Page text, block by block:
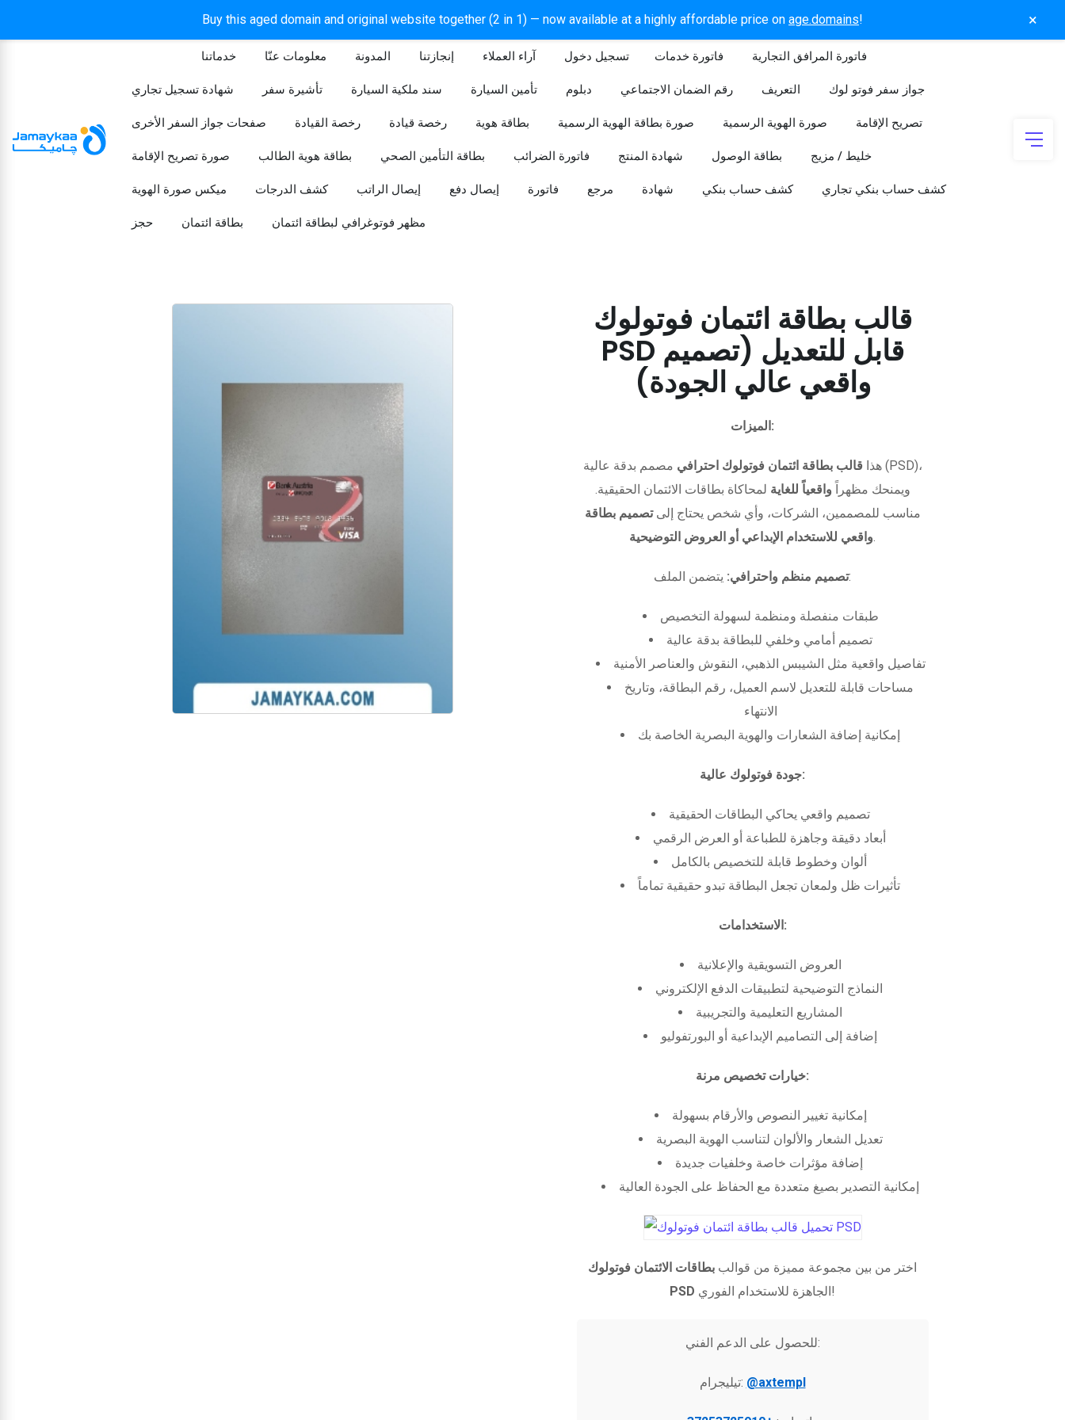
Buy this aged domain and original website together (2 in 1) — now available at a highly affordable price on age.domains! ×
خدماتنا معلومات عنّا المدونة إنجازتنا آراء العملاء تسجيل دخول​ فاتورة خدمات فاتورة المرافق التجارية
شهادة تسجيل تجاري تأشيرة سفر سند ملكية السيارة تأمين السيارة دبلوم رقم الضمان الاجتماعي التعريف جواز سفر فوتو لوك
صفحات جواز السفر الأخرى رخصة القيادة رخصة قيادة بطاقة هوية صورة بطاقة الهوية الرسمية صورة الهوية الرسمية تصريح الإقامة
صورة تصريح الإقامة بطاقة هوية الطالب بطاقة التأمين الصحي فاتورة الضرائب شهادة المنتج بطاقة الوصول خليط / مزيج
ميكس صورة الهوية كشف الدرجات إيصال الراتب إيصال دفع فاتورة مرجع شهادة كشف حساب بنكي كشف حساب بنكي تجاري
حجز بطاقة ائتمان مظهر فوتوغرافي لبطاقة ائتمان
قالب بطاقة ائتمان فوتولوك
PSD قابل للتعديل (تصميم
واقعي عالي الجودة)
الميزات:
هذا قالب بطاقة ائتمان فوتولوك احترافي مصمم بدقة عالية (PSD)،
ويمنحك مظهراً واقعياً للغاية لمحاكاة بطاقات الائتمان الحقيقية.
مناسب للمصممين، الشركات، وأي شخص يحتاج إلىتصميم بطاقة
واقعي للاستخدام الإبداعي أو العروض التوضيحية.
تصميم منظم واحترافي:يتضمن الملف:
طبقات منفصلة ومنظمة لسهولة التخصيص
تصميم أمامي وخلفي للبطاقة بدقة عالية
تفاصيل واقعية مثل الشيبس الذهبي، النقوش والعناصر الأمنية
مساحات قابلة للتعديل لاسم العميل، رقم البطاقة، وتاريخ
الانتهاء
إمكانية إضافة الشعارات والهوية البصرية الخاصة بك
جودة فوتولوك عالية:
تصميم واقعي يحاكي البطاقات الحقيقية
أبعاد دقيقة وجاهزة للطباعة أو العرض الرقمي
ألوان وخطوط قابلة للتخصيص بالكامل
تأثيرات ظل ولمعان تجعل البطاقة تبدو حقيقية تماماً
الاستخدامات:
العروض التسويقية والإعلانية
النماذج التوضيحية لتطبيقات الدفع الإلكتروني
المشاريع التعليمية والتجريبية
إضافة إلى التصاميم الإبداعية أو البورتفوليو
خيارات تخصيص مرنة:
إمكانية تغيير النصوص والأرقام بسهولة
تعديل الشعار والألوان لتناسب الهوية البصرية
إضافة مؤثرات خاصة وخلفيات جديدة
إمكانية التصدير بصيغ متعددة مع الحفاظ على الجودة العالية
اختر من بين مجموعة مميزة من قوالب بطاقات الائتمان فوتولوك
PSD
الجاهزة للاستخدام الفوري!
للحصول على الدعم الفني:
تيليجرام: @axtempl